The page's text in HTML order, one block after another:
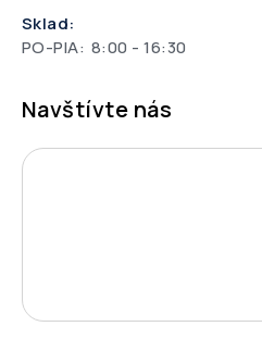
Sklad:
PO-PIA: 8:00 - 16:30
Navštívte nás